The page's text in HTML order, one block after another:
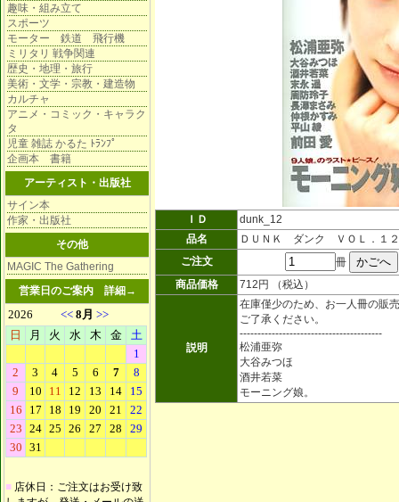
趣味・組み立て
スポーツ
モーター 鉄道 飛行機
ミリタリ 戦争関連
歴史・地理・旅行
美術・文学・宗教・建造物
カルチャ
アニメ・コミック・キャラク
タ
児童 雑誌 かるた ﾄﾗﾝﾌﾟ
企画本 書籍
アーティスト・出版社
サイン本
作家・出版社
その他
MAGIC The Gathering
営業日のご案内 詳細→
■ 店休日：ご注文はお受け致
ＩＤ
dunk_12
品名
ＤＵＮＫ ダンク ＶＯＬ．１
ご注文
冊
商品価格
712円 （税込）
説明
在庫僅少のため、お一人冊の販
ご了承ください。
----------------------------------------
松浦亜弥
大谷みつほ
酒井若菜
モーニング娘。